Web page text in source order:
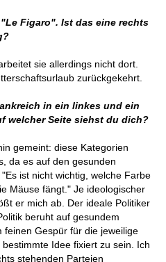
Figaro". Ist das eine rechts
sie allerdings nicht dort.
zurückgekehrt.
in ein linkes und ein
welcher Seite siehst du dich?
gemeint: diese Kategorien
da es auf den gesunden
ist nicht wichtig, welche Farbe
Mäuse fängt." Je ideologischer
er mich ab. Der ideale Politiker
beruht auf gesundem
feinen Gespür für die jeweilige
Idee fixiert zu sein. Ich
stehenden Parteien